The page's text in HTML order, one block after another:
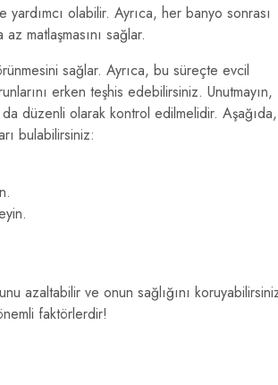
olabilir. Ayrıca, her banyo sonrası
matlaşmasını sağlar.
sağlar. Ayrıca, bu süreçte evcil
erken teşhis edebilirsiniz. Unutmayın,
düzenli olarak kontrol edilmelidir. Aşağıda,
bulabilirsiniz:
azaltabilir ve onun sağlığını
faktörlerdir!